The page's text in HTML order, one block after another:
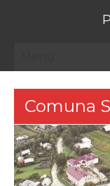
Comuna